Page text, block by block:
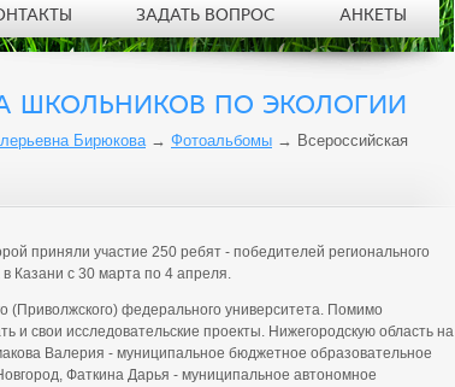
ШКОЛЬНИКОВ ПО ЭКОЛОГИИ
Бирюкова→ Фотоальбомы → Всероссийская
приняли участие 250 ребят - победителей регионального
Казани с 30 марта по 4 апреля.
федерального университета. Помимо
и свои исследовательские проекты. Нижегородскую область на
Валерия - муниципальное бюджетное образовательное
Фаткина Дарья - муниципальное автономное
ЗАДАТЬ ВОПРОС АНКЕТЫ